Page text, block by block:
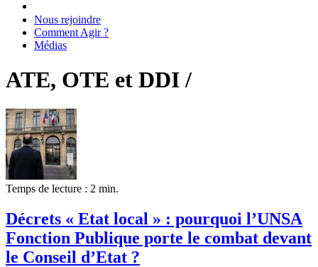
Nous rejoindre
Comment Agir ?
Médias
ATE, OTE et DDI /
Temps de lecture : 2 min.
Décrets « Etat local » : pourquoi l’UNSA
Fonction Publique porte le combat devant
le Conseil d’Etat ?